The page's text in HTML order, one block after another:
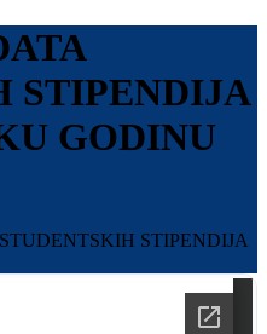
STIPENDIJA
GODINU
STIPENDIJA